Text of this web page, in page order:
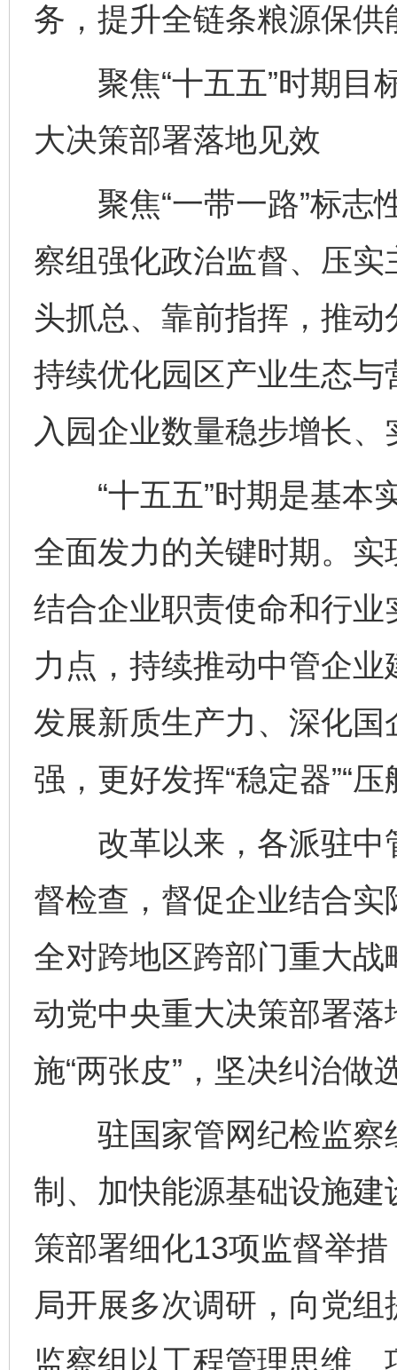
务，提升全链条粮源保供
聚焦“十五五”时期目
大决策部署落地见效
聚焦“一带一路”标志
察组强化政治监督、压
头抓总、靠前指挥，推
持续优化园区产业生态
入园企业数量稳步增长
“十五五”时期是基本
全面发力的关键时期。实
结合企业职责使命和行
力点，持续推动中管企
发展新质生产力、深化
强，更好发挥“稳定器”“
改革以来，各派驻中
督检查，督促企业结合
全对跨地区跨部门重大
动党中央重大决策部署
施“两张皮”，坚决纠治做
驻国家管网纪检监察
制、加快能源基础设施
策部署细化13项监督举
局开展多次调研，向党
监察组以工程管理思维